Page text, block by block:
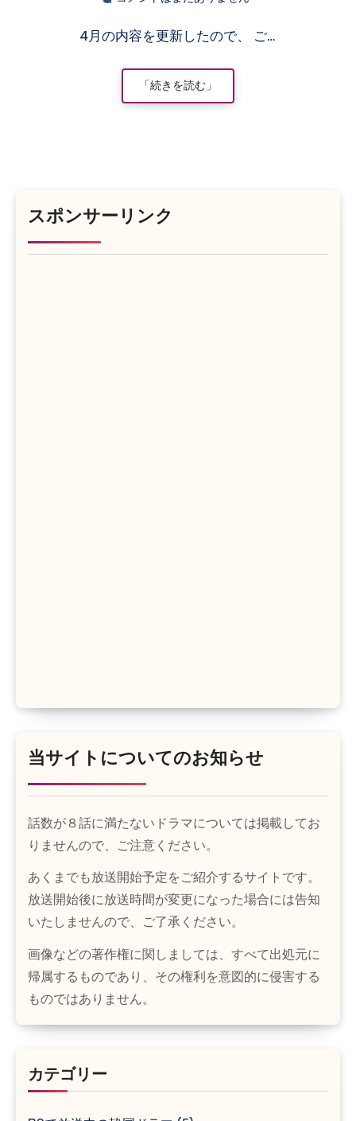
4月の内容を更新したので、 ご…
「続きを読む」
スポンサーリンク
当サイトについてのお知らせ
話数が８話に満たないドラマについては掲載してお
りませんので、ご注意ください。
あくまでも放送開始予定をご紹介するサイトです。
放送開始後に放送時間が変更になった場合には告知
いたしませんので、ご了承ください。
画像などの著作権に関しましては、すべて出処元に
帰属するものであり、その権利を意図的に侵害する
ものではありません。
カテゴリー